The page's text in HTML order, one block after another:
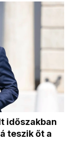
időszakban
teszik őt a